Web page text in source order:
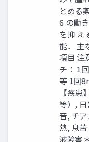
とめる
6 の働
を抑 え
能． 主
項目 注
チ： 1
等 1回
【疾患
等）,
音, チ
熱, 息
液障害